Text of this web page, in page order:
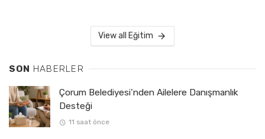
View all Eğitim
SON HABERLER
Çorum Belediyesi’nden Ailelere Danışmanlık
Desteği
11 saat önce